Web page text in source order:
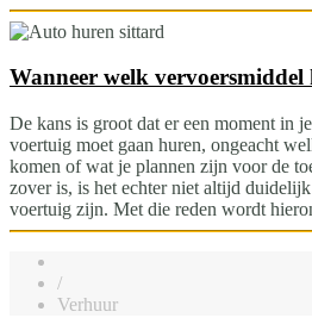
Wanneer welk vervoersmiddel
De kans is groot dat er een moment in
voertuig moet gaan huren, ongeacht
komen of wat je plannen zijn voor de
zover is, is het echter niet altijd
voertuig zijn. Met die reden wordt
/
Verhuur